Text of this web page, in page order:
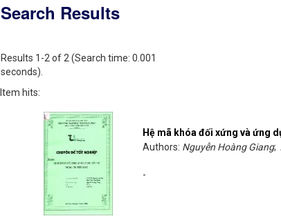
Search Results
Results 1-2 of 2 (Search time: 0.001
seconds).
Item hits:
Hệ mã khóa đối xứng và ứng
Authors: Nguyễn Hoàng Giang;
-